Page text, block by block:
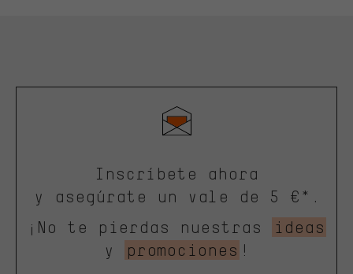
Inscríbete ahora
y asegúrate un vale de 5 €*.
¡No te pierdas nuestras
ideas
y
promociones !